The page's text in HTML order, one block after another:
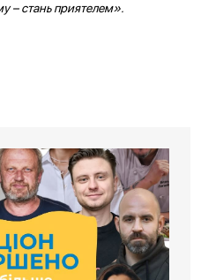
– стань приятелем».